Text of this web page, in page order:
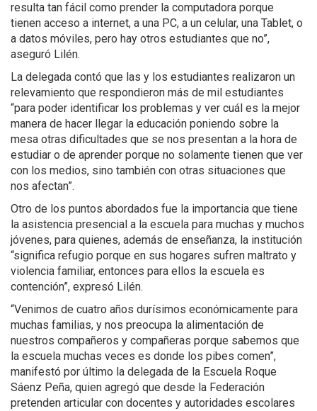
resulta tan fácil como prender la computadora porque
tienen acceso a internet, a una PC, a un celular, una Tablet, o
a datos móviles, pero hay otros estudiantes que no”,
aseguró Lilén.
La delegada contó que las y los estudiantes realizaron un
relevamiento que respondieron más de mil estudiantes
“para poder identificar los problemas y ver cuál es la mejor
manera de hacer llegar la educación poniendo sobre la
mesa otras dificultades que se nos presentan a la hora de
estudiar o de aprender porque no solamente tienen que ver
con los medios, sino también con otras situaciones que
nos afectan”.
Otro de los puntos abordados fue la importancia que tiene
la asistencia presencial a la escuela para muchas y muchos
jóvenes, para quienes, además de enseñanza, la institución
“significa refugio porque en sus hogares sufren maltrato y
violencia familiar, entonces para ellos la escuela es
contención”, expresó Lilén.
“Venimos de cuatro años durísimos económicamente para
muchas familias, y nos preocupa la alimentación de
nuestros compañeros y compañeras porque sabemos que
la escuela muchas veces es donde los pibes comen”,
manifestó por último la delegada de la Escuela Roque
Sáenz Peña, quien agregó que desde la Federación
pretenden articular con docentes y autoridades escolares